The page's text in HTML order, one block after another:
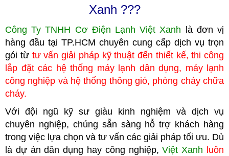
Xanh ???
Công Ty TNHH Cơ Điện Lạnh Việt Xanh
là đơn vị
hàng đầu tại TP.HCM chuyên cung cấp dịch vụ trọn
gói từ tư vấn giải pháp kỹ thuật đến thiết kế, thi công
lắp đặt các hệ thống máy lạnh dân dụng, máy lạnh
công nghiệp và hệ thống thông gió, phòng cháy chữa
cháy.
Với đội ngũ kỹ sư giàu kinh nghiệm và dịch vụ
chuyên nghiệp, chúng sẵn sàng hỗ trợ khách hàng
trong việc lựa chọn và tư vấn các giải pháp tối ưu. Dù
là dự án dân dụng hay công nghiệp,Việt Xanh
luôn